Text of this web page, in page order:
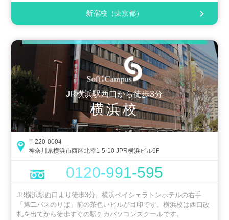
新宿校（東京都）
JR横浜駅西口から徒歩3分
横浜校
〒220-0004
神奈川県横浜市西区北幸1-5-10 JPR横浜ビル6F
0120-991-595
JR横浜駅西口より徒歩3分。横浜ベイシェラトンホテルの右手
「第二バスのりば」前の茶色いビルが目印です。横浜校は西口改
札を出てから徒歩すぐの駅チカパソコンスクールです。